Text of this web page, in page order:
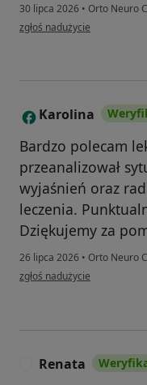
30 lipca 2026 • Orto Neuro
w opinii użytkownika Adam
zgłoś nadużycie
K Karolina
Bardzo polecam
przeanalizował
wyjaśnień oraz
leczenia.
Dziękujemy za
26 lipca 2026 • Orto Neuro
w opinii użytkownika Karolina
zgłoś nadużycie
Renata